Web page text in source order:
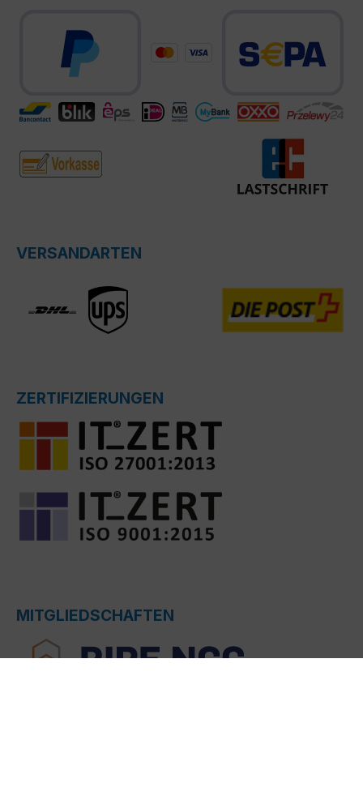
VERSANDARTEN
ZERTIFIZIERUNGEN
MITGLIEDSCHAFTEN